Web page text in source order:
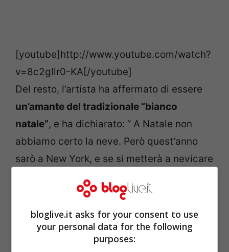
[youtube]http://www.youtube.com/watch?
v=8c2gIlr0-KA[/youtube]
Del resto, l’artista ha affermato di essere
un’amante del tradizionale “bianco
natale”, e ha dichiarato: ” A Natale non
abbiamo certo la neve. Però quest’anno
sarò a New York, e se si metterà a nevicare
cinque anni. Per me è sempre veramente
elettrizzante essere in una parte del
mondo in cui c’è un bianco Natale”.Let It
sarà disponibile per il dwonload
bloglive.it asks for your consent to use
your personal data for the following
purposes: